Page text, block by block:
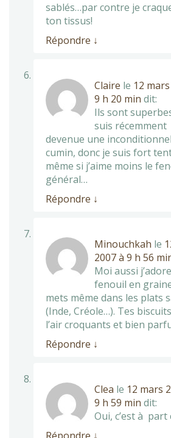
sablés…par contre je
ton tissus!
Répondre ↓
Claire le 12
9 h 20 min dit:
Ils sont
suis récemment
devenue une
cumin, donc je suis fort
même si j’aime moins le
général…
Répondre ↓
Minouchkah le
2007 à 9 h 56
Moi aussi
fenouil en
mets même dans les plats
(Inde, Créole…). Tes
l’air croquants et bien
Répondre ↓
Clea le 12 mars
9 h 59 min dit:
Oui, c’est à part